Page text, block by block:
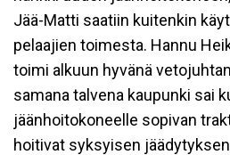
Jää-Matti saatiin kuitenkin
pelaajien toimesta. Hannu
toimi alkuun hyvänä
samana talvena kaupunki sai
jäänhoitokoneelle sopivan
hoitivat syksyisen